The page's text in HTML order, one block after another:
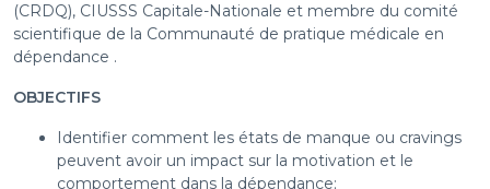
(CRDQ), CIUSSS Capitale-Nationale et membre du comité
scientifique de la Communauté de pratique médicale en
dépendance .
OBJECTIFS
Identifier comment les états de manque ou cravings
peuvent avoir un impact sur la motivation et le
comportement dans la dépendance;